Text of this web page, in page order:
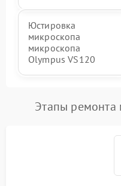
Юстировка
микроскопа
микроскопа
Olympus VS120
Этапы ремонта